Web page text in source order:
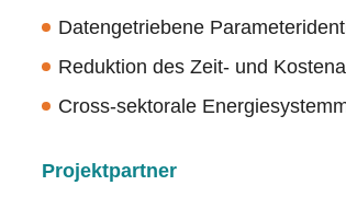
Datengetriebene
Reduktion des Zeit- und
Cross-sektorale
Projektpartner